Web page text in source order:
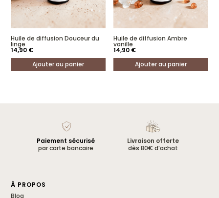
Huile de diffusion Douceur du
linge
14,90 €
Ajouter au panier
Huile de diffusion Ambre
vanille
14,90 €
Ajouter au panier
Paiement sécurisé
par carte bancaire
Livraison offerte
dès 80€ d’achat
À PROPOS
Blog